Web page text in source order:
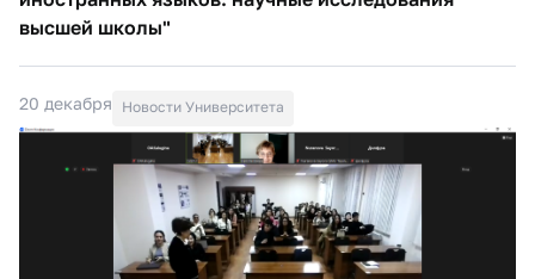
высшей школы"
20 декабря Новости Университета